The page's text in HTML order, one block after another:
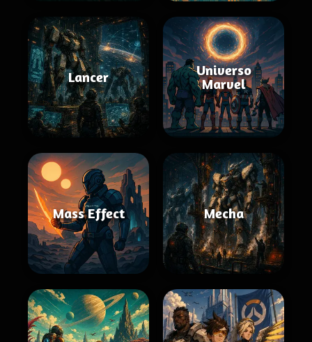
Lancer
Universo
Marvel
Mass Effect Mecha